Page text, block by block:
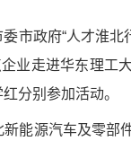
市政府“人才淮
企业走进华东理
分别参加活动。
能源汽车及零部